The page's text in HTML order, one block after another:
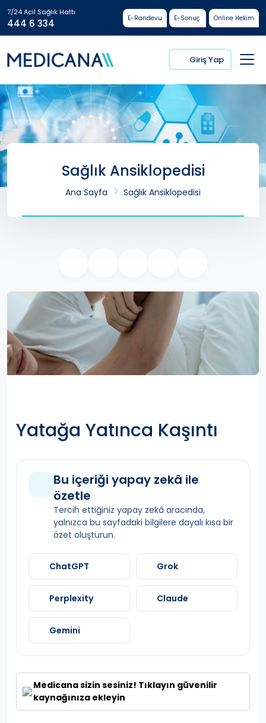
7/24 Acil Sağlık Hattı
444 6 334 E-Randevu E-Sonuç Online Hekim
Giriş Yap
Sağlık Ansiklopedisi
Ana Sayfa Sağlık Ansiklopedisi
Yatağa Yatınca Kaşıntı
Bu içeriği yapay zekâ ile
özetle
Tercih ettiğiniz yapay zekâ aracında,
yalnızca bu sayfadaki bilgilere dayalı kısa bir
özet oluşturun.
ChatGPT Grok
Perplexity Claude
Gemini
Medicana sizin sesiniz! Tıklayın güvenilir
kaynağınıza ekleyin